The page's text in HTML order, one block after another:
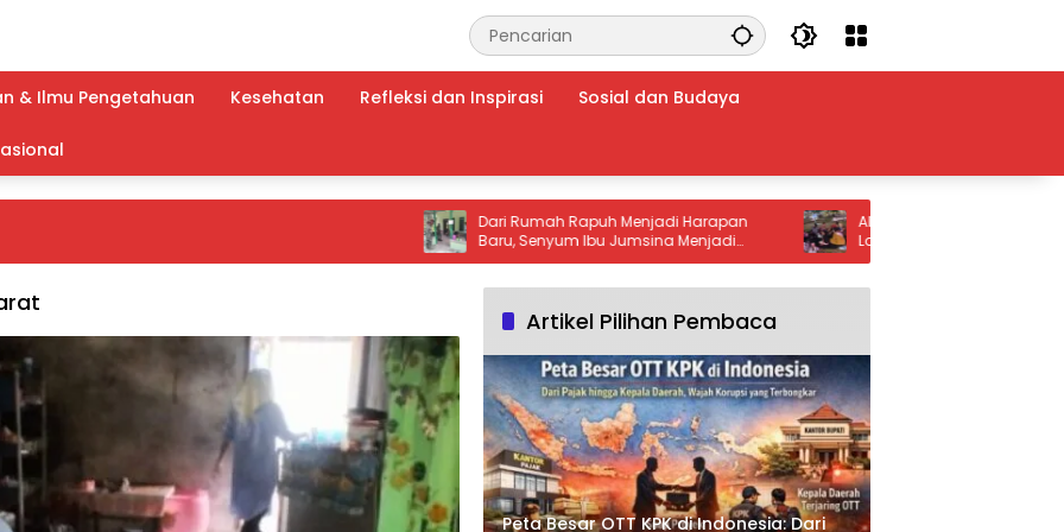
& Ilmu Pengetahuan Kesehatan Refleksi dan Inspirasi Sosial dan Budaya
Dari Rumah Rapuh Menjadi Harapan
Baru, Senyum Ibu Jumsina Menjadi
Makna TMMD bagi Warga Batu Bara
Alun-Alun Jember Jadi Favorit
Lokasi Asyik untuk Arisan dan
Artikel Pilihan Pembaca
Peta Besar OTT KPK di Indonesia: Dari